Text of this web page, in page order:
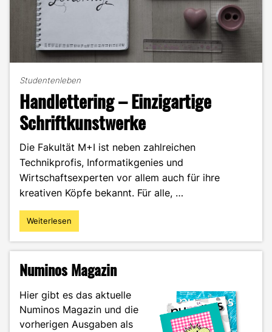
Studentenleben
Handlettering – Einzigartige
Schriftkunstwerke
Die Fakultät M+I ist neben zahlreichen
Technikprofis, Informatikgenies und
Wirtschaftsexperten vor allem auch für ihre
kreativen Köpfe bekannt. Für alle, …
"Handlettering
–
Weiterlesen
Numinos Magazin
Hier gibt es das aktuelle
Numinos Magazin und die
vorherigen Ausgaben als